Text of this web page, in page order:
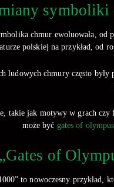
symboliki
chmur ewoluowała,
polskiej na przykład, od
ludowych chmury często były
takie jak motywy w grach
może być gates of
of
to nowoczesny